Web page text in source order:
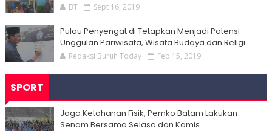
BT Sept 16, 2019
Pulau Penyengat di Tetapkan Menjadi Potensi
Unggulan Pariwisata, Wisata Budaya dan Religi
Redaksi Buruh Today Feb 15, 2019
SPORT
Jaga Ketahanan Fisik, Pemko Batam Lakukan
Senam Bersama Selasa dan Kamis